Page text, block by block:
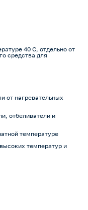
40 С, отдельно от
средства для
от нагревательных
отбеливатели и
температуре
температур и